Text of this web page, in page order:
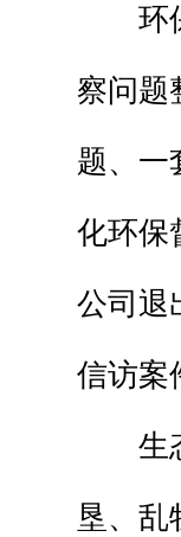
环保
察问题
题、一
化环保
公司退
信访案
生态
垦、乱